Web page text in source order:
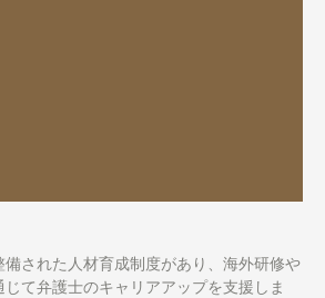
された人材育成制度があり、海外研修や
じて弁護士のキャリアアップを支援しま